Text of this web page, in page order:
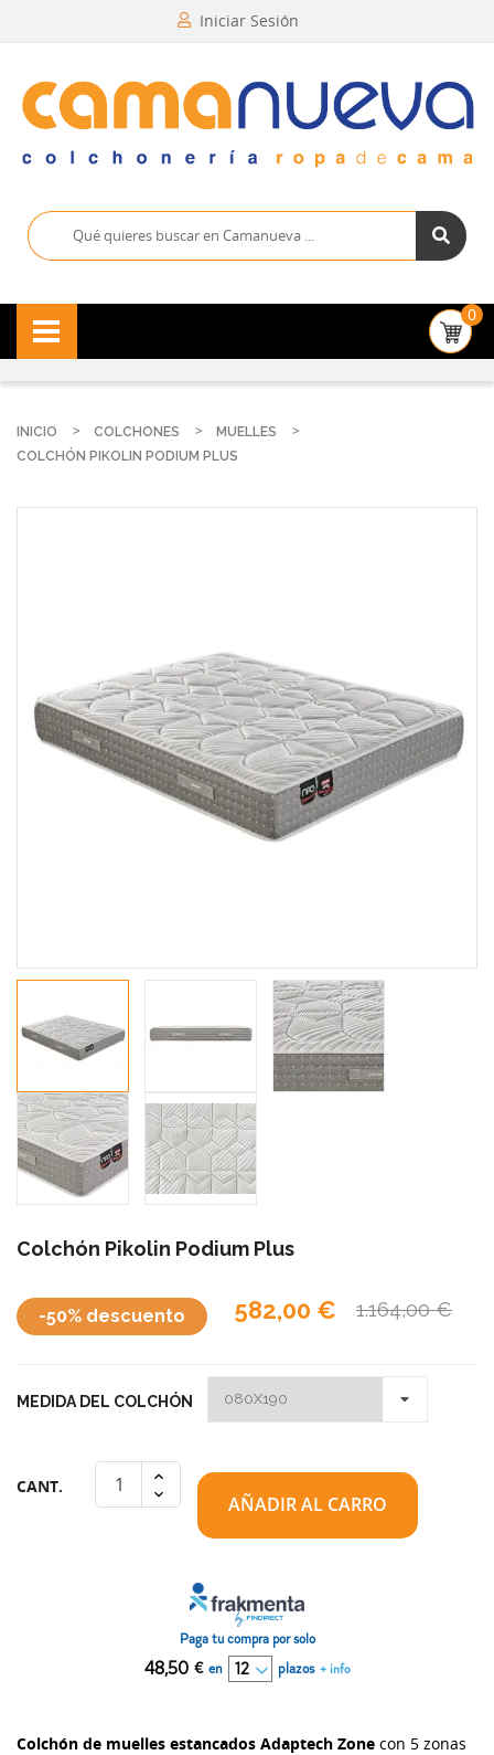
Iniciar Sesión
0
INICIO COLCHONES
MUELLES
COLCHÓN PIKOLIN PODIUM PLUS
Colchón Pikolin Podium Plus
582,00 € 1.164,00 €
-50% descuento
Colchón de muelles estancados Adaptech Zone con 5 zonas
MEDIDA DEL COLCHÓN
CANT.
AÑADIR AL CARRO
Paga tu compra por solo
48,50 € en plazos + info